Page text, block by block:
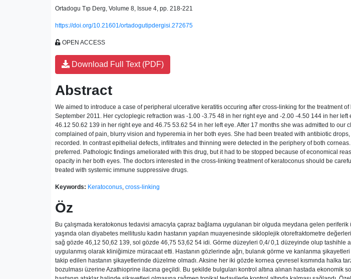
Ortadogu Tıp Derg, Volume 8, Issue 4, pp. 218-221
https://doi.org/10.21601/ortadogutipdergisi.272675
OPEN ACCESS
Download Full Text (PDF)
Abstract
We aimed to introduce a case of peripheral ulcerative keratitis occuring after cross-linking for the treatment
September 2011. Her cycloplegic refraction was -1.00 -3.75 48 in her right eye and -2.00 -4.50 144 in her
46.12 50.62 139 in her right eye and 46.75 53.62 54 in her left eye. After 17 months she was admitted to
complained of pain, blurry vision and hyperemia in her both eyes. She had been treated with antibiotic
recorded. In contrast epithelial defects, infiltrates and thinning were detected in the periphery of both
preferred. Pathologic findings ameliorated with this drug, but it had to be stopped because of economical
opacity in her both eyes. The doctors interested in the cross-linking treatment of keratoconus should be
treated with systemic immune suppressive drugs.
Keywords: Keratoconus, cross-linking
Öz
Bu çalışmada keratokonus tedavisi amacıyla çapraz bağlama uygulanan bir olguda meydana gelen
yaşında olan diyabetes mellituslu kadın hastanın yapılan muayenesinde sikloplejik otorefraktometre
sağ gözde 46,12 50,62 139, sol gözde 46,75 53,62 54 idi. Görme düzeyleri 0,4/ 0,1 düzeyinde olup tashihle
uygulanmış olarak kliniğimize müracaat etti. Hastanın gözlerinde ağrı, bulanık görme ve kanlanma
takip edilen hastanın şikayetlerinde düzelme olmadı. Aksine her iki gözde kornea çevresel kısmında halka
bozulması üzerine Azathioprine ilacına geçildi. Bu şekilde bulguları kontrol altına alınan hastada